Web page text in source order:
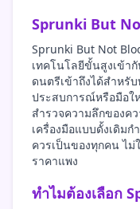
Sprunki But
Sprunki But Not
เทคโนโลยีขั้นสูงเข้า
ดนตรีเข้าถึงได้สำหรั
ประสบการณ์หรือมือ
สำรวจความลึกของค
เครื่องมือแบบดั้งเดิม
ควรเป็นของทุกคน ไ
ราคาแพง
ทำไมต้องเลือก